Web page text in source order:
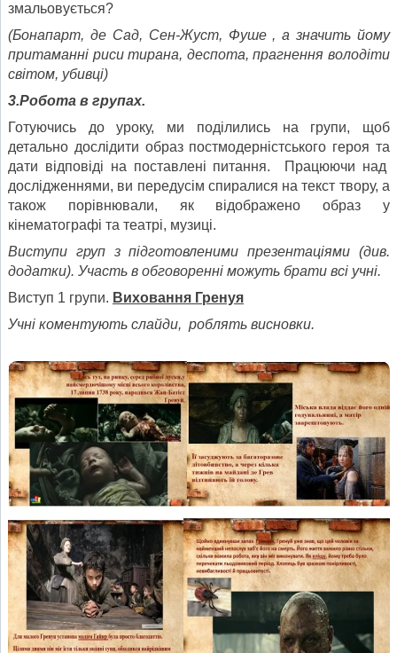
змальовується?
(Бонапарт, де Сад, Сен-Жуст, Фуше , а значить йому
притаманні риси тирана, деспота, прагнення володіти
світом, убивці)
3.Робота в групах.
Готуючись до уроку, ми поділились на групи, щоб
детально дослідити образ постмодерністського героя та
дати відповіді на поставлені питання. Працюючи над
дослідженнями, ви передусім спиралися на текст твору, а
також порівнювали, як відображено образ у
кінематографі та театрі, музиці.
Виступи груп з підготовленими презентаціями (див.
додатки). Участь в обговоренні можуть брати всі учні.
Виступ 1 групи. Виховання Гренуя
Учні коментують слайди, роблять висновки.